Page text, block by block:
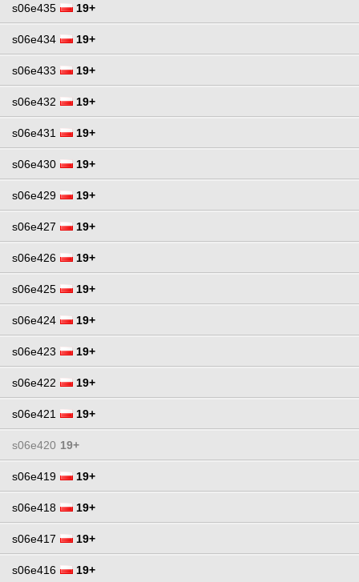
s06e435 19+
s06e434 19+
s06e433 19+
s06e432 19+
s06e431 19+
s06e430 19+
s06e429 19+
s06e427 19+
s06e426 19+
s06e425 19+
s06e424 19+
s06e423 19+
s06e422 19+
s06e421 19+
s06e420 19+
s06e419 19+
s06e418 19+
s06e417 19+
s06e416 19+